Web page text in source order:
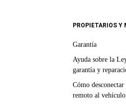
PROPIETARIOS Y
Garantía
Ayuda sobre la
garantía y
Cómo desconectar
remoto alvehículo